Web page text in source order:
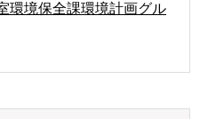
環境保全課環境計画グル